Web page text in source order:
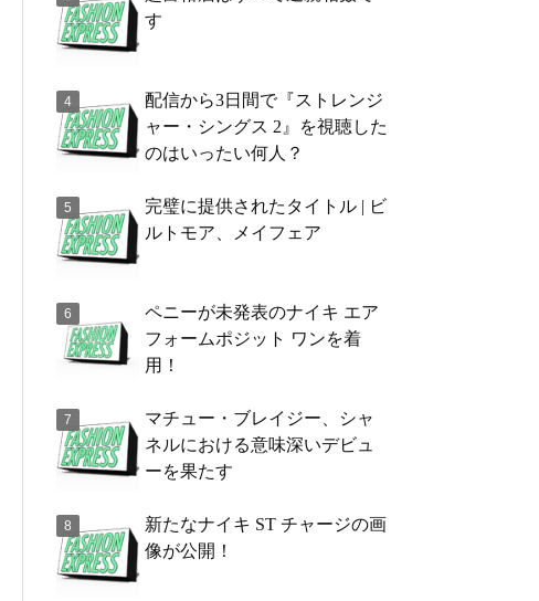
す
配信から3日間で『ストレンジ
ャー・シングス 2』を視聴した
のはいったい何人？
完璧に提供されたタイトル | ビ
ルトモア、メイフェア
ペニーが未発表のナイキ エア
フォームポジット ワンを着
用！
マチュー・ブレイジー、シャ
ネルにおける意味深いデビュ
ーを果たす
新たなナイキ ST チャージの画
像が公開！